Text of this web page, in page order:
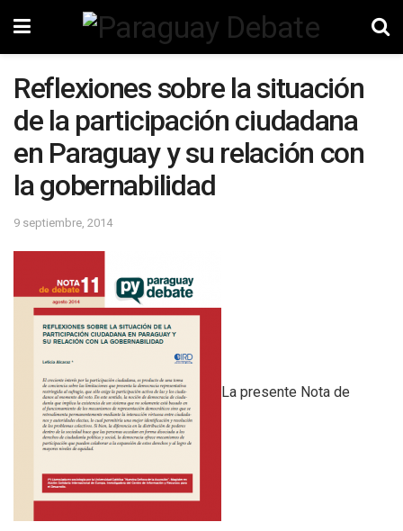
Reflexiones sobre la situación
de la participación ciudadana
en Paraguay y su relación con
la gobernabilidad
9 septiembre, 2014
La presente Nota de